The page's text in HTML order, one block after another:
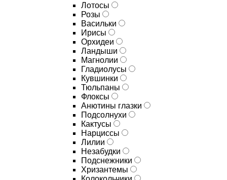
Лотосы
Розы
Васильки
Ирисы
Орхидеи
Ландыши
Магнолии
Гладиолусы
Кувшинки
Тюльпаны
Флоксы
Анютины глазки
Подсолнухи
Кактусы
Нарциссы
Лилии
Незабудки
Подснежники
Хризантемы